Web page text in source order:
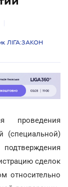
ЛІГА:ЗАКОН
проведения
(специальной)
сделок
относительно